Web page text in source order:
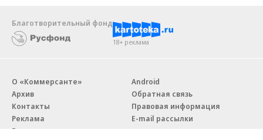
Благотворительный фонд
18+ реклама
О «Коммерсанте»
Архив
Контакты
Реклама
Вакансии
Android
Обратная связь
Правовая информация
E-mail рассылки